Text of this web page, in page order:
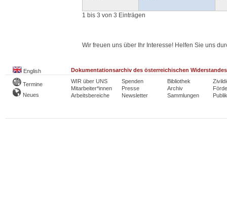
1 bis 3 von 3 Einträgen
Wir freuen uns über Ihr Interesse! Helfen Sie uns
English Dokumentationsarchiv des österreichischen Widerstandes
Termine
Neues
WIR über UNS
Mitarbeiter*innen
Arbeitsbereiche
Spenden
Presse
Newsletter
Bibliothek
Archiv
Sammlungen